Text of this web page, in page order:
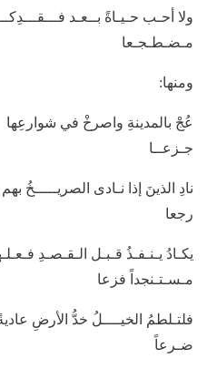
ولا أحـب حـيـاةً بــعـد
مـضـطـجـعا
ومنها:
عُجْ بالمدينةِ واصرخْ في شوارعِها
جـزعــا
نادِ الذينَ إذا نـادى
رجعا
يكـادُ يـنـفـذُ قـبـل الـقـصـدِ
مـسـتـنجداً فزعا
فلتـلطمُ الخيــــلُ خدُّ الأرضِ
ضـرعاً